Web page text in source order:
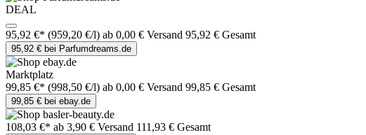
DEAL
95,92 €* (959,20 €/l) ab 0,00 € Versand 95,92 € Gesamt
95,92 € bei Parfumdreams.de
Marktplatz
99,85 €* (998,50 €/l) ab 0,00 € Versand 99,85 € Gesamt
99,85 € bei ebay.de
108,03 €* ab 3,90 € Versand 111,93 € Gesamt